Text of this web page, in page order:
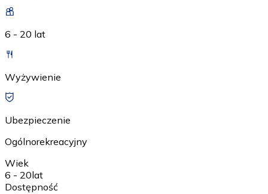
6 - 20 lat
Wyżywienie
Ubezpieczenie
Ogólnorekreacyjny
Wiek
6 - 20lat
Dostępność